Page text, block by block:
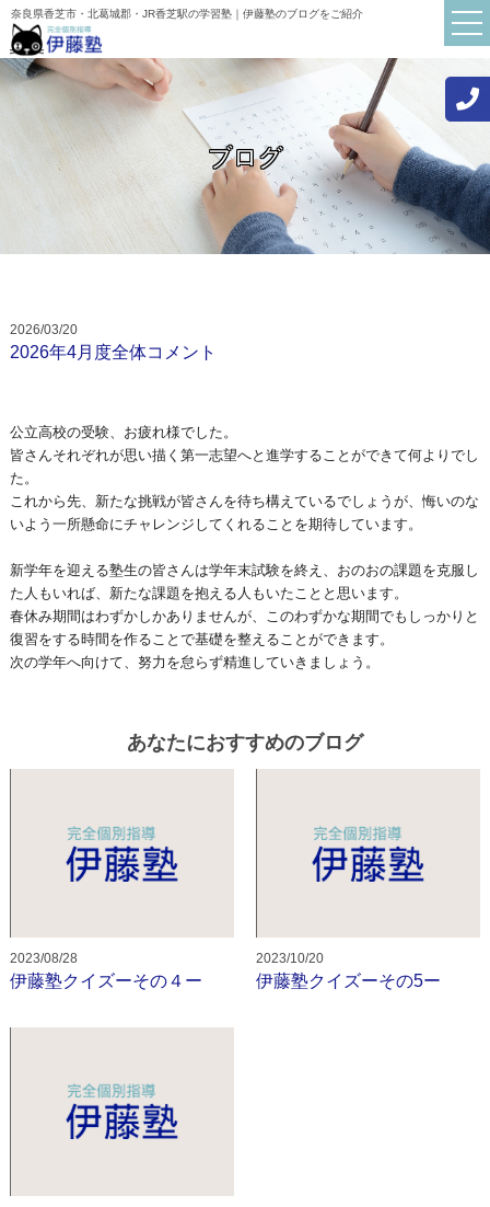
奈良県香芝市・北葛城郡・JR香芝駅の学習塾｜伊藤塾のブログをご紹介
伊藤塾について
お知らせ
よくある質問
保護者・生徒の声
お問い合わせ
校舎
校舎紹介
香芝下田校
オンライン校
コース
小学生コース
高校生・大学受験・社会人コース
ブログ
2026/03/20
2026年4月度全体コメント
公立高校の受験、お疲れ様でした。
皆さんそれぞれが思い描く第一志望へと進学することができて何よ りでし
た。
これから先、新たな挑戦が皆さんを待ち構えているでしょうが、 悔いのな
いよう一所懸命にチャレンジしてくれることを期待しています。
新学年を迎える塾生の皆さんは学年末試験を終え、 おのおの課題を克服し
た人もいれば、 新たな課題を抱える人もいたことと思います。
春休み期間はわずかしかありませんが、 このわずかな期間でもしっかりと
復習をする時間を作ることで基礎を整えることができます。
次の学年へ向けて、 努力を怠らず精進していきましょう。
あなたにおすすめのブログ
2023/08/28
伊藤塾クイズーその４ー
2023/10/20
伊藤塾クイズーその5ー